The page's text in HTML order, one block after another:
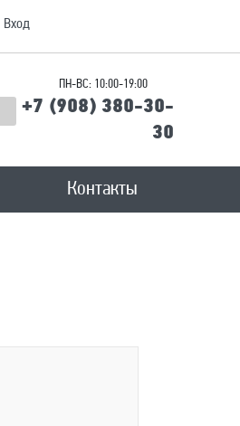
Вход
ПН-ВС: 10:00-19:00
+7 (908) 380-30-
30
Контакты